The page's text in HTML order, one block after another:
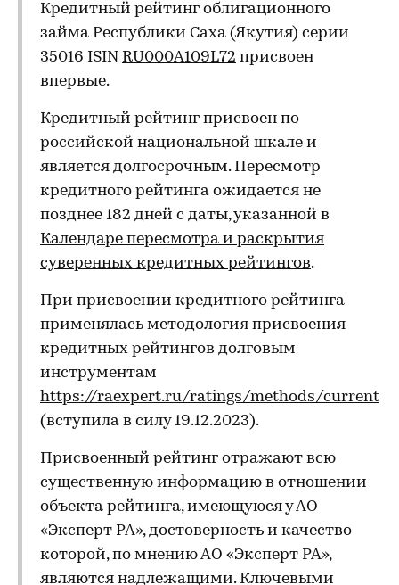
Кредитный рейтинг облигационного
займа Республики Саха (Якутия) серии
35016 ISIN RU000A109L72 присвоен
впервые.
Кредитный рейтинг присвоен по
российской национальной шкале и
является долгосрочным. Пересмотр
кредитного рейтинга ожидается не
позднее 182 дней с даты, указанной в
Календаре пересмотра и раскрытия
суверенных кредитных рейтингов.
При присвоении кредитного рейтинга
применялась методология присвоения
кредитных рейтингов долговым
инструментам
https://raexpert.ru/ratings/methods/current
(вступила в силу 19.12.2023).
Присвоенный рейтинг отражают всю
существенную информацию в отношении
объекта рейтинга, имеющуюся у АО
«Эксперт РА», достоверность и качество
которой, по мнению АО «Эксперт РА»,
являются надлежащими. Ключевыми